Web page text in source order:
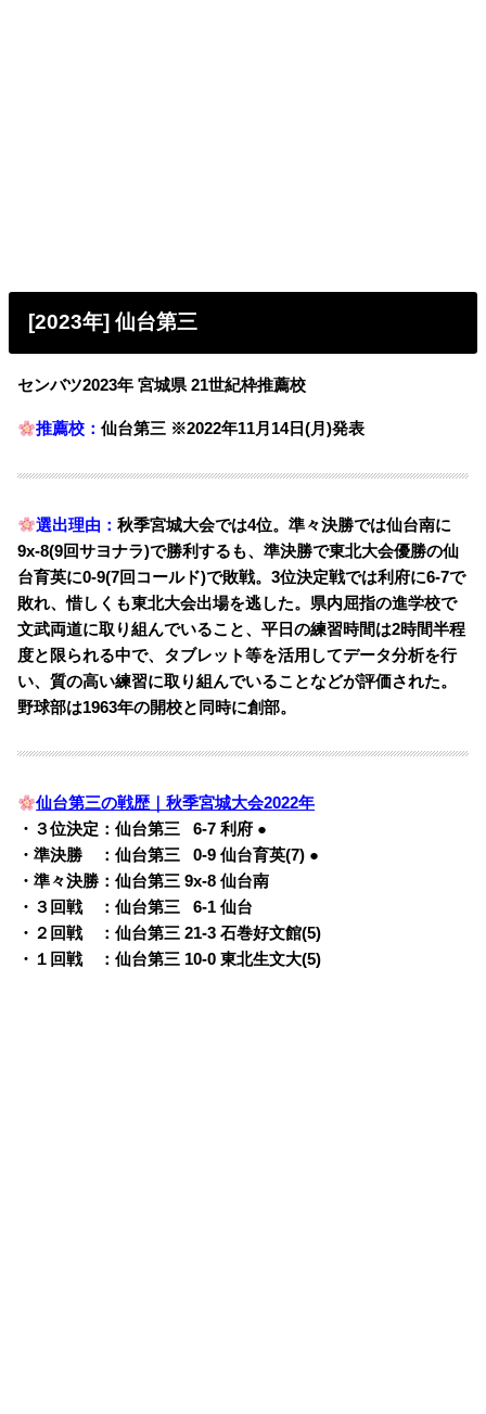
[2023年] 仙台第三
センバツ2023年 宮城県 21世紀枠推薦校
推薦校：仙台第三 ※2022年11月14日(月)発表
選出理由：秋季宮城大会では4位。準々決勝では仙台南に
9x-8(9回サヨナラ)で勝利するも、準決勝で東北大会優勝の仙
台育英に0-9(7回コールド)で敗戦。3位決定戦では利府に6-7で
敗れ、惜しくも東北大会出場を逃した。県内屈指の進学校で
文武両道に取り組んでいること、平日の練習時間は2時間半程
度と限られる中で、タブレット等を活用してデータ分析を行
い、質の高い練習に取り組んでいることなどが評価された。
野球部は1963年の開校と同時に創部。
仙台第三の戦歴｜秋季宮城大会2022年
・３位決定：仙台第三
06-7 利府 ●
・準決勝 ：仙台第三
00-9 仙台育英(7) ●
・準々決勝：仙台第三 9x-8 仙台南
・３回戦 ：仙台第三
06-1 仙台
・２回戦 ：仙台第三 21-3 石巻好文館(5)
・１回戦 ：仙台第三 10-0 東北生文大(5)